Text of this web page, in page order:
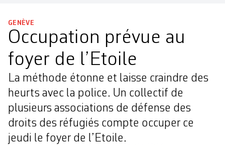
GENÈVE
Occupation prévue au
foyer de l’Etoile
La méthode étonne et laisse craindre des
heurts avec la police. Un collectif de
plusieurs associations de défense des
droits des réfugiés compte occuper ce
jeudi le foyer de l’Etoile.